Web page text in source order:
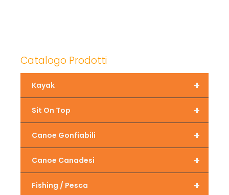
Catalogo Prodotti
+
Kayak
+
Sit On Top
+
Canoe Gonfiabili
+
Canoe Canadesi
+
Fishing / Pesca